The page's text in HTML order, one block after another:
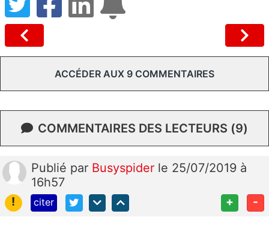
ACCÉDER AUX 9 COMMENTAIRES
COMMENTAIRES DES LECTEURS (9)
Publié par Busyspider le 25/07/2019 à
16h57
!
citer + -